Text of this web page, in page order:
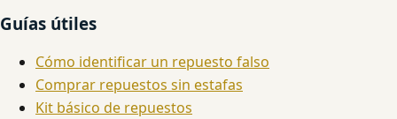
Guías útiles
Cómo identificar un repuesto falso
Comprar repuestos sin estafas
Kit básico de repuestos